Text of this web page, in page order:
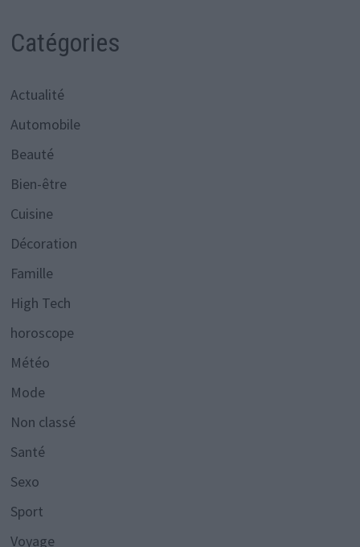
Catégories
Actualité
Automobile
Beauté
Bien-être
Cuisine
Décoration
Famille
High Tech
horoscope
Météo
Mode
Non classé
Santé
Sexo
Sport
Voyage